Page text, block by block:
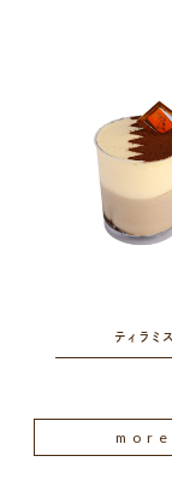
ティラミス
more